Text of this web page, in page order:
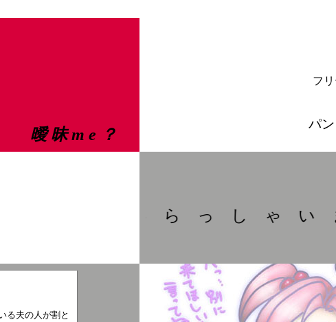
曖 昧 m e ？
フ
パ
い ら っ し ゃ い ま